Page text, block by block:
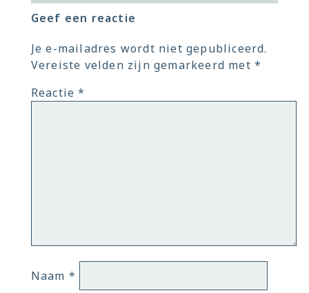
Geef een reactie
Je e-mailadres wordt niet gepubliceerd.
Vereiste velden zijn gemarkeerd met *
Reactie*
Naam *